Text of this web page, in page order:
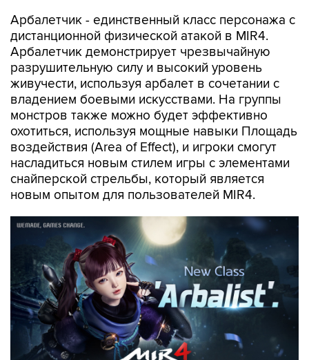
Арбалетчик - единственный класс персонажа с
дистанционной физической атакой в MIR4.
Арбалетчик демонстрирует чрезвычайную
разрушительную силу и высокий уровень
живучести, используя арбалет в сочетании с
владением боевыми искусствами. На группы
монстров также можно будет эффективно
охотиться, используя мощные навыки Площадь
воздействия (Area of Effect), и игроки смогут
насладиться новым стилем игры с элементами
снайперской стрельбы, который является
новым опытом для пользователей MIR4.